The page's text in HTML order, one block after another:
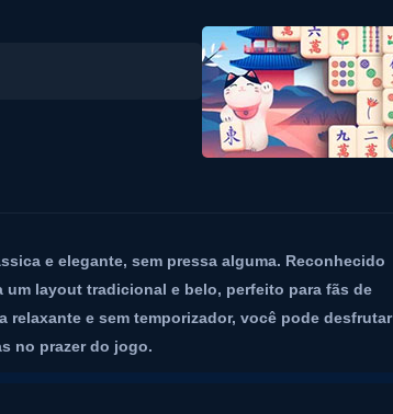
e elegante, sem pressa alguma. Reconhecido
layout tradicional e belo, perfeito para fãs de
e sem temporizador, você pode desfrutar
no prazer do jogo.